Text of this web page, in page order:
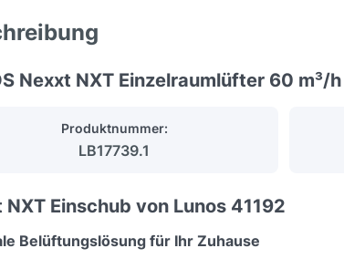
Nexxt NXT Einzelraumlüfter 60 m³/
Produktnummer:
LB17739.1
NXT Einschub von Lunos 41192
Belüftungslösung für Ihr Zuhause